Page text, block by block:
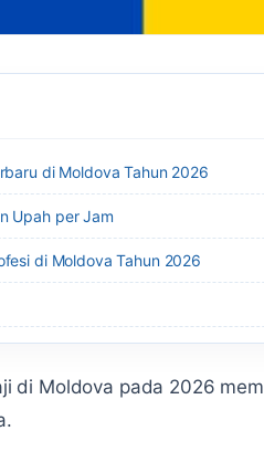
di Moldova Tahun 2026
Upah per Jam
di Moldova Tahun 2026
di Moldova pada 2026